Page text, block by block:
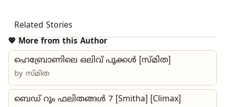
Related Stories
💖 More from this Author
ഹെബ്രോണിലെ ഒലിവ് പൂക്കള്‍ [സ്മിത]
by സ്മിത
ബെഡ് റൂം ഫലിതങ്ങൾ 7 [Smitha] [Climax]